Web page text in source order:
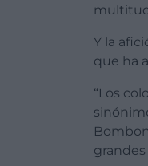
Y la
que ha
“Los